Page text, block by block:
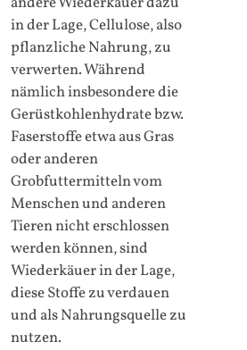
in der Lage, Cellulose, also
pflanzliche Nahrung, zu
verwerten. Während
nämlich insbesondere die
Gerüstkohlenhydrate bzw.
Faserstoffe etwa aus Gras
oder anderen
Grobfuttermitteln vom
Menschen und anderen
Tieren nicht erschlossen
werden können, sind
Wiederkäuer in der Lage,
diese Stoffe zu verdauen
und als Nahrungsquelle zu
nutzen.